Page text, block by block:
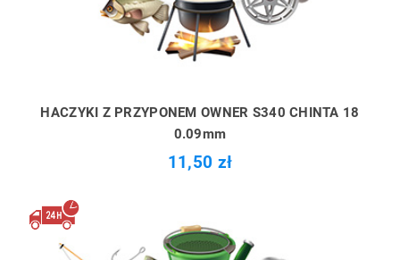
HACZYKI Z PRZYPONEM OWNER S340 CHINTA 18
0.09mm
11,50 zł